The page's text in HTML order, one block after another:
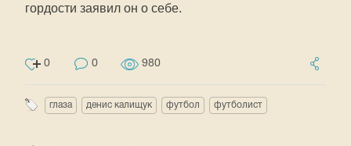
гордости заявил он о себе.
0 0 980
глаза денис калищук футбол футболист